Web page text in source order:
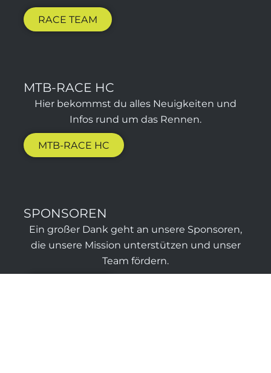
RACE TEAM
MTB-RACE HC
Hier bekommst du alles Neuigkeiten und
Infos rund um das Rennen.
MTB-RACE HC
SPONSOREN​
Ein großer Dank geht an unsere Sponsoren,
die unsere Mission unterstützen und unser
Team fördern.